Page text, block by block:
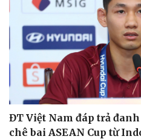
ĐT Việt Nam đáp trả
chê bai ASEAN Cup từ